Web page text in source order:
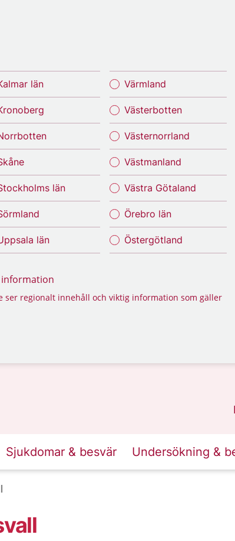
län
län
län
Värmland
Västerbotten
Västernorrland
Västmanland
Västra Götaland
Örebro län
Östergötland
information
ser regionalt innehåll och viktig information som gäller
Sjukdomar & besvär Undersökning &